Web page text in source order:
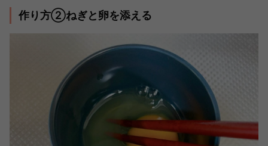
作り方②ねぎと卵を添える